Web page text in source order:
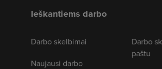
Ieškantiems darbo
Darbo skelbimai
Naujausi darbo
Darbo
paštu